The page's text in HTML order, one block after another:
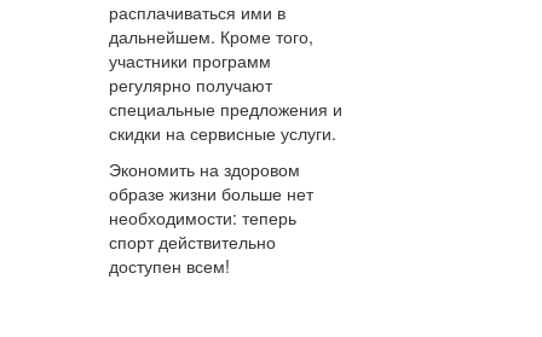
расплачиваться ими в
дальнейшем. Кроме того,
участники программ
регулярно получают
специальные предложения и
скидки на сервисные услуги.
Экономить на здоровом
образе жизни больше нет
необходимости: теперь
спорт действительно
доступен всем!